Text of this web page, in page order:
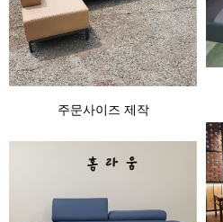
주문사이즈 제작